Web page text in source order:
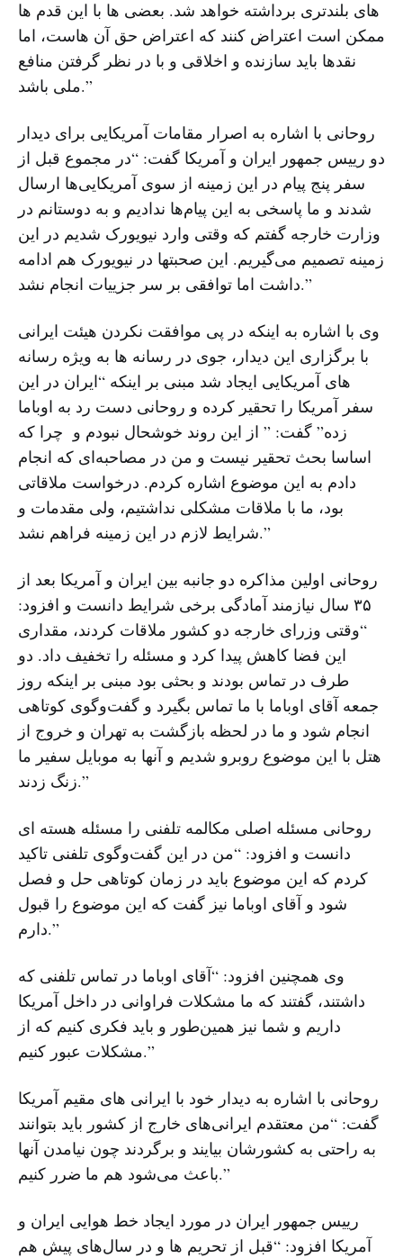
های بلندتری برداشته خواهد شد. بعضی ها با این قدم ها
ممکن است اعتراض کنند که اعتراض حق آن هاست، اما
نقدها باید سازنده و اخلاقی و با در نظر گرفتن منافع
ملی باشد.”
روحانی با اشاره به اصرار مقامات آمریکایی برای دیدار
دو رییس جمهور ایران و آمریکا گفت: “در مجموع قبل از
سفر پنج پیام در این زمینه از سوی آمریکایی‌ها ارسال
شدند و ما پاسخی به این پیام‌ها ندادیم و به دوستانم در
وزارت خارجه گفتم که وقتی وارد نیویورک شدیم در این
زمینه تصمیم می‌گیریم. این صحبتها در نیویورک هم ادامه
داشت اما توافقی بر سر جزییات انجام نشد.”
وی با اشاره به اینکه در پی موافقت نکردن هیئت ایرانی
با برگزاری این دیدار، جوی در رسانه ها به ویژه رسانه
های آمریکایی ایجاد شد مبنی بر اینکه “ایران در این
سفر آمریکا را تحقیر کرده و روحانی دست رد به اوباما
زده” گفت: ” از این روند خوشحال نبودم و چرا که
اساسا بحث تحقیر نیست و من در مصاحبه‌ای که انجام
دادم به این موضوع اشاره کردم. درخواست ملاقاتی
بود، ما با ملاقات مشکلی نداشتیم، ولی مقدمات و
شرایط لازم در این زمینه فراهم نشد.”
روحانی اولین مذاکره دو جانبه بین ایران و آمریکا بعد از
۳۵ سال نیازمند آمادگی برخی شرایط دانست و افزود:
“وقتی وزرای خارجه دو کشور ملاقات کردند، مقداری
این فضا کاهش پیدا کرد و مسئله را تخفیف داد. دو
طرف در تماس بودند و بحثی بود مبنی بر اینکه روز
جمعه آقای اوباما با ما تماس بگیرد و گفت‌وگوی کوتاهی
انجام شود و ما در لحظه بازگشت به تهران و خروج از
هتل با این موضوع روبرو شدیم و آنها به موبایل سفیر ما
زنگ زدند.”
روحانی مسئله اصلی مکالمه تلفنی را مسئله هسته ای
دانست و افزود: “من در این گفت‌وگوی تلفنی تاکید
کردم که این موضوع باید در زمان کوتاهی حل و فصل
شود و آقای اوباما نیز گفت که این موضوع را قبول
دارم.”
وی همچنین افزود: “آقای اوباما در تماس تلفنی که
داشتند، گفتند که ما مشکلات فراوانی در داخل آمریکا
داریم و شما نیز همین‌طور و باید فکری کنیم که از
مشکلات عبور کنیم.”
روحانی با اشاره به دیدار خود با ایرانی های مقیم آمریکا
گفت: “من معتقدم ایرانی‌های خارج از کشور باید بتوانند
به راحتی به کشورشان بیایند و برگردند چون نیامدن آنها
باعث می‌شود هم ما ضرر کنیم.”
رییس جمهور ایران در مورد ایجاد خط هوایی ایران و
آمریکا افزود: “قبل از تحریم ‌ها و در سال‌های پیش هم